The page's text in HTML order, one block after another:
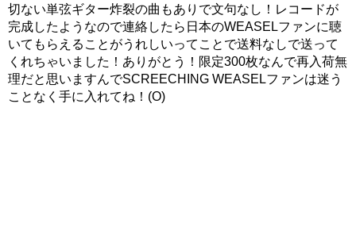
切ない単弦ギター炸裂の曲もありで文句なし！レコードが
完成したようなので連絡したら日本のWEASELファンに聴
いてもらえることがうれしいってことで送料なしで送って
くれちゃいました！ありがとう！限定300枚なんで再入荷無
理だと思いますんでSCREECHING WEASELファンは迷う
ことなく手に入れてね！(O)